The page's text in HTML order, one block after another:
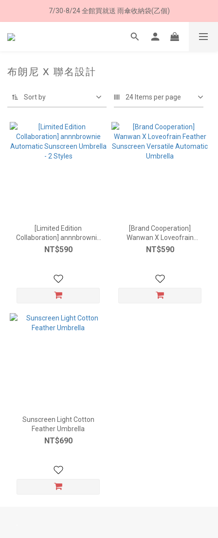
8/8 父親節限定 超商取貨免運費
7/30-8/24 全館買就送 雨傘收納袋(乙個)
8/8 父親節限定 超商取貨免運費
布朗尼 X 聯名設計
Sort by 24 Items per page
[Limited Edition
Collaboration] annnbrownie
Automatic Sunscreen
NT$590
[Brand Cooperation]
Wanwan X Loveofrain
Feather Sunscreen Versatile
NT$590
Sunscreen Light Cotton
Feather Umbrella
NT$690